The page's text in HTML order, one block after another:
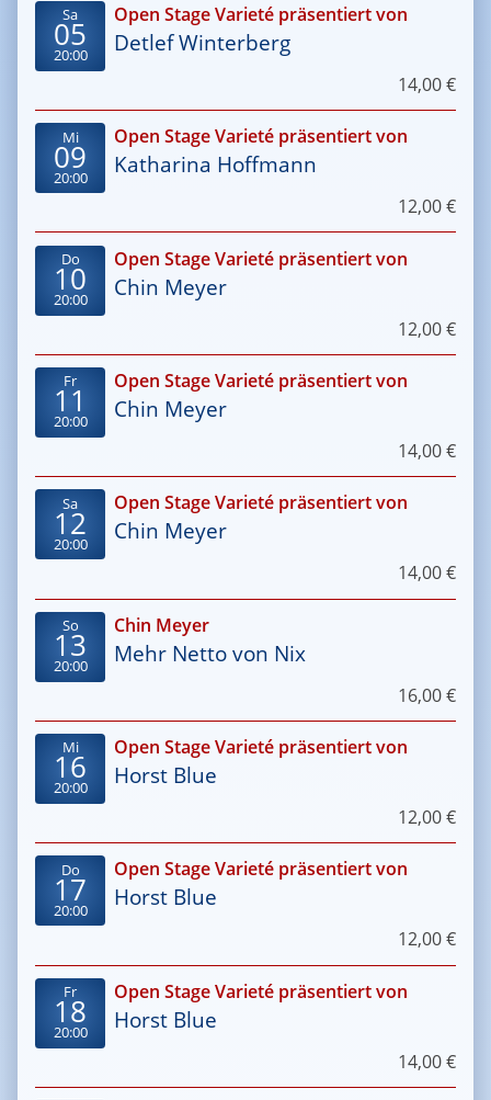
Sa
05
20:00
Open Stage Varieté präsentiert von
Detlef Winterberg
14,00 €
Mi
09
20:00
Open Stage Varieté präsentiert von
Katharina Hoffmann
12,00 €
Do
10
20:00
Open Stage Varieté präsentiert von
Chin Meyer
12,00 €
Fr
11
20:00
Open Stage Varieté präsentiert von
Chin Meyer
14,00 €
Sa
12
20:00
Open Stage Varieté präsentiert von
Chin Meyer
14,00 €
So
13
20:00
Chin Meyer
Mehr Netto von Nix
16,00 €
Mi
16
20:00
Open Stage Varieté präsentiert von
Horst Blue
12,00 €
Do
17
20:00
Open Stage Varieté präsentiert von
Horst Blue
12,00 €
Fr
18
20:00
Open Stage Varieté präsentiert von
Horst Blue
14,00 €